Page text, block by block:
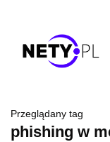
Przeglądany tag
phishing w